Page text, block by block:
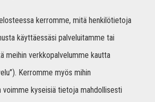
kerromme, mitä henkilötietoja
käyttäessäsi palveluitamme tai
meihin verkkopalvelumme kautta
Kerromme myös mihin
kyseisiä tietoja mahdollisesti